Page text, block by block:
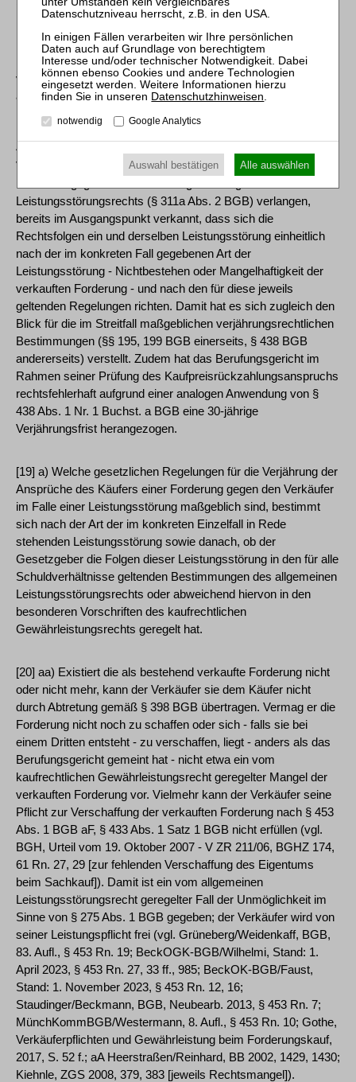
EGBGB; nachfolgend aF) entsprechende Anwendung finden.
[18] 2. Jedoch hat es mit seiner Annahme, die Klägerin könne
von dem Beklagten wegen des Verkaufs nicht oder nicht in der
angegebenen Höhe bestehender Honorarforderungen die
Rückzahlung des jeweiligen Kaufpreises nach dem
kaufrechtlichen Gewährleistungsrecht (§ 453 Abs. 1 BGB aF, §
437 Nr. 2 Alt. 1, § 346 Abs. 1 BGB), den Ersatz der ihr in den
Vergütungsprozessen gegen die Patienten entstandenen
Leistungsstörungsrechts (§ 311a Abs. 2 BGB) verlangen,
bereits im Ausgangspunkt verkannt, dass sich die
Rechtsfolgen ein und derselben Leistungsstörung einheitlich
nach der im konkreten Fall gegebenen Art der
Leistungsstörung - Nichtbestehen oder Mangelhaftigkeit der
verkauften Forderung - und nach den für diese jeweils
geltenden Regelungen richten. Damit hat es sich zugleich den
Blick für die im Streitfall maßgeblichen verjährungsrechtlichen
Bestimmungen (§§ 195, 199 BGB einerseits, § 438 BGB
andererseits) verstellt. Zudem hat das Berufungsgericht im
Rahmen seiner Prüfung des Kaufpreisrückzahlungsanspruchs
rechtsfehlerhaft aufgrund einer analogen Anwendung von §
438 Abs. 1 Nr. 1 Buchst. a BGB eine 30-jährige
Verjährungsfrist herangezogen.
[19] a) Welche gesetzlichen Regelungen für die Verjährung der
Ansprüche des Käufers einer Forderung gegen den Verkäufer
im Falle einer Leistungsstörung maßgeblich sind, bestimmt
sich nach der Art der im konkreten Einzelfall in Rede
stehenden Leistungsstörung sowie danach, ob der
Gesetzgeber die Folgen dieser Leistungsstörung in den für alle
Schuldverhältnisse geltenden Bestimmungen des allgemeinen
Leistungsstörungsrechts oder abweichend hiervon in den
besonderen Vorschriften des kaufrechtlichen
Gewährleistungsrechts geregelt hat.
[20] aa) Existiert die als bestehend verkaufte Forderung nicht
oder nicht mehr, kann der Verkäufer sie dem Käufer nicht
durch Abtretung gemäß § 398 BGB übertragen. Vermag er die
Forderung nicht noch zu schaffen oder sich - falls sie bei
einem Dritten entsteht - zu verschaffen, liegt - anders als das
Berufungsgericht gemeint hat - nicht etwa ein vom
kaufrechtlichen Gewährleistungsrecht geregelter Mangel der
verkauften Forderung vor. Vielmehr kann der Verkäufer seine
Pflicht zur Verschaffung der verkauften Forderung nach § 453
Abs. 1 BGB aF, § 433 Abs. 1 Satz 1 BGB nicht erfüllen (vgl.
BGH, Urteil vom 19. Oktober 2007 - V ZR 211/06, BGHZ 174,
61 Rn. 27, 29 [zur fehlenden Verschaffung des Eigentums
beim Sachkauf]). Damit ist ein vom allgemeinen
Leistungsstörungsrecht geregelter Fall der Unmöglichkeit im
Sinne von § 275 Abs. 1 BGB gegeben; der Verkäufer wird von
seiner Leistungspflicht frei (vgl. Grüneberg/Weidenkaff, BGB,
83. Aufl., § 453 Rn. 19; BeckOGK-BGB/Wilhelmi, Stand: 1.
April 2023, § 453 Rn. 27, 33 ff., 985; BeckOK-BGB/Faust,
Stand: 1. November 2023, § 453 Rn. 12, 16;
Staudinger/Beckmann, BGB, Neubearb. 2013, § 453 Rn. 7;
MünchKommBGB/Westermann, 8. Aufl., § 453 Rn. 10; Gothe,
Verkäuferpflichten und Gewährleistung beim Forderungskauf,
2017, S. 52 f.; aA Heerstraßen/Reinhard, BB 2002, 1429, 1430;
Kiehnle, ZGS 2008, 379, 383 [jeweils Rechtsmangel]).
Datenschutzhinweisen
notwendig Google Analytics
Auswahl bestätigen Alle auswählen